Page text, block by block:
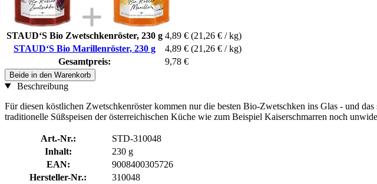
STAUD‘S Bio Zwetschkenröster, 230 g 4,89 € (21,26 € / kg)
STAUD‘S Bio Marillenröster, 230 g
4,89 € (21,26 € / kg)
Gesamtpreis:
9,78 €
Beide in den Warenkorb
Beschreibung
Für diesen köstlichen Zwetschkenröster kommen nur die besten Bio-Zwetschken ins Glas - und
traditionelle Süßspeisen der österreichischen Küche wie zum Beispiel Kaiserschmarren noch
Art.-Nr.:
STD-310048
Inhalt:
230 g
EAN:
9008400305726
Hersteller-Nr.:
310048